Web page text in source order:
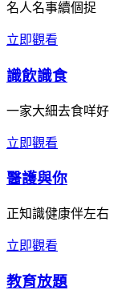
名人名事續個捉
立即觀看
識飲識食
一家大細去食咩好
立即觀看
醫護與你
正知識健康伴左右
立即觀看
教育放題